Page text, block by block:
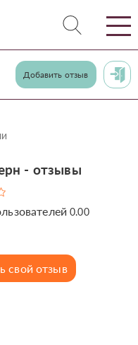
Добавить отзыв
- отзывы
0.00
свой отзыв